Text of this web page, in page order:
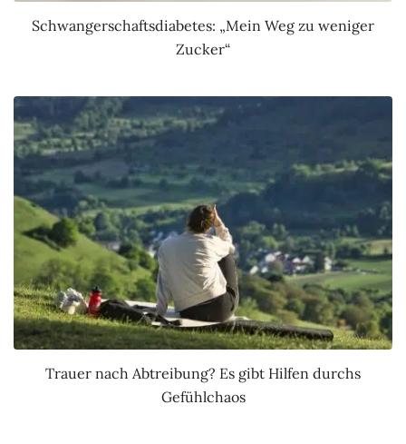
Schwangerschaftsdiabetes: „Mein Weg zu weniger
Zucker“
Trauer nach Abtreibung? Es gibt Hilfen durchs
Gefühlchaos